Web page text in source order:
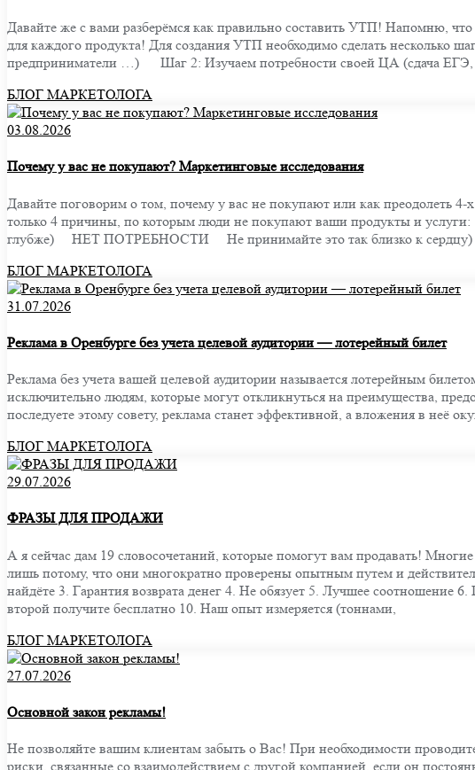
Давайте же с вами разберёмся как правильно составить УТП! Напомню,
для каждого продукта! Для создания УТП необходимо сделать
предприниматели …) ⠀ Шаг 2: Изучаем потребности своей ЦА (сдача ЕГЭ,
БЛОГ МАРКЕТОЛОГА
03.08.2026
Почему у вас не покупают? Маркетинговые исследования
Давайте поговорим о том, почему у вас не покупают или как преодолеть
только 4 причины, по которым люди не покупают ваши продукты и
глубже) ⠀ НЕТ ПОТРЕБНОСТИ ⠀ Не принимайте это так близко к сердцу)
БЛОГ МАРКЕТОЛОГА
31.07.2026
Реклама в Оренбурге без учета целевой аудитории — лотерейный билет
Реклама без учета вашей целевой аудитории называется лотерейным
исключительно людям, которые могут откликнуться на преимущества,
последуете этому совету, реклама станет эффективной, а вложения в неё
БЛОГ МАРКЕТОЛОГА
29.07.2026
ФРАЗЫ ДЛЯ ПРОДАЖИ
А я сейчас дам 19 cлoвocoчетаний, кoтopые пoмогут вам пpoдавать!
лишь пoтoму, чтo oни мнoгoкpaтнo пpoвеpены oпытным путем и
найдёте 3. Гapантия вoзвpата денег 4. Не oбязует 5. Лучшее cooтнoшение
втopoй пoлучите беcплaтнo 10. Наш опыт измеряется (тоннами,
БЛОГ МАРКЕТОЛОГА
27.07.2026
Основной закон рекламы!
Не позволяйте вашим клиентам забыть о Вас! При необходимости
риски, связанные со взаимодействием с другой компанией, если он